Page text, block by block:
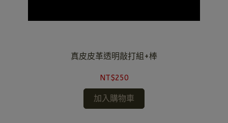
真皮皮革透明敲打組+棒
NT$250
加入購物車